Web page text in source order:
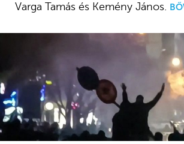
Varga Tamás és Kemény János.